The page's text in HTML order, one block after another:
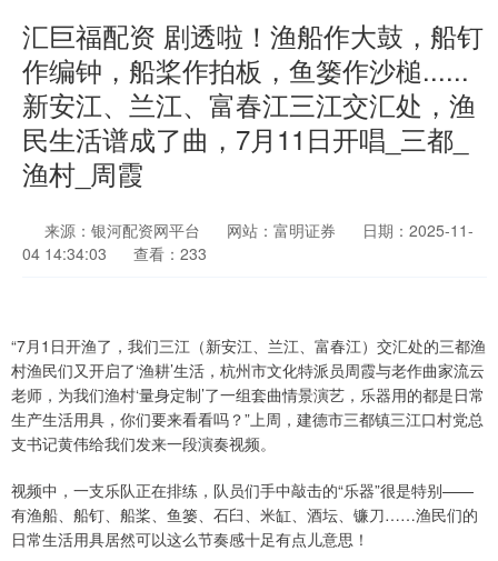
汇巨福配资 剧透啦！渔船作大鼓，船钉
作编钟，船桨作拍板，鱼篓作沙槌......
新安江、兰江、富春江三江交汇处，渔
民生活谱成了曲，7月11日开唱_三都_
渔村_周霞
来源：银河配资网平台 网站：富明证券
日期：2025-11-
04 14:34:03
查看：233
“7月1日开渔了，我们三江（新安江、兰江、富春江）交汇处的三都渔
村渔民们又开启了‘渔耕’生活，杭州市文化特派员周霞与老作曲家流云
老师，为我们渔村‘量身定制’了一组套曲情景演艺，乐器用的都是日常
生产生活用具，你们要来看看吗？”上周，建德市三都镇三江口村党总
支书记黄伟给我们发来一段演奏视频。
视频中，一支乐队正在排练，队员们手中敲击的“乐器”很是特别——
有渔船、船钉、船桨、鱼篓、石臼、米缸、酒坛、镰刀……渔民们的
日常生活用具居然可以这么节奏感十足有点儿意思！